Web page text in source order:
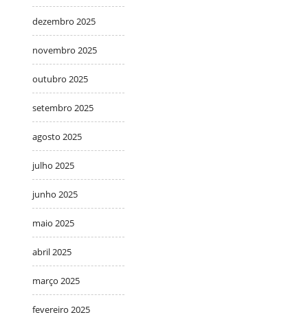
dezembro 2025
novembro 2025
outubro 2025
setembro 2025
agosto 2025
julho 2025
junho 2025
maio 2025
abril 2025
março 2025
fevereiro 2025